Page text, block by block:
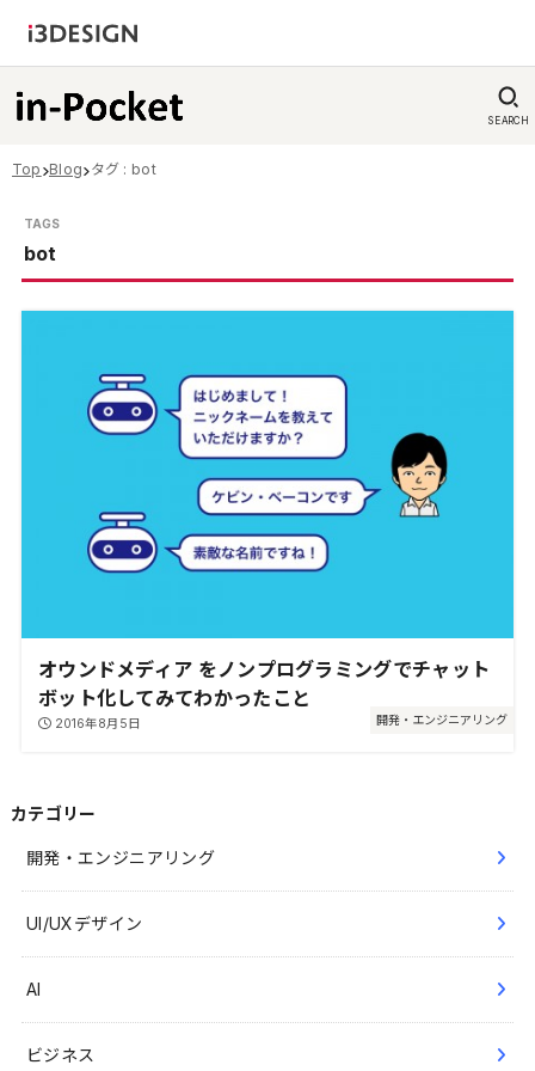
SEARCH
Top Blog タグ : bot
bot
開発・エンジニアリング
オウンドメディア をノンプログラミングでチャット
ボット化してみてわかったこと
2016年8月5日
カテゴリー
開発・エンジニアリング
UI/UXデザイン
AI
ビジネス